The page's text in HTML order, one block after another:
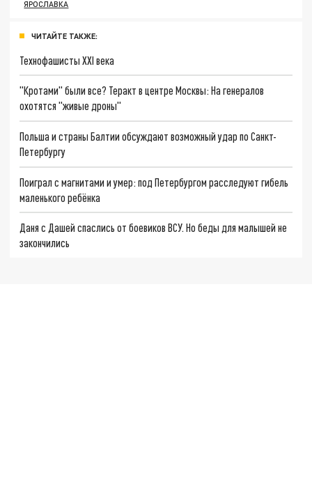
ЯРОСЛАВКА
ЧИТАЙТЕ ТАКЖЕ:
Технофашисты XXI века
"Кротами" были все? Теракт в центре Москвы: На генералов
охотятся "живые дроны"
Польша и страны Балтии обсуждают возможный удар по Санкт-
Петербургу
Поиграл с магнитами и умер: под Петербургом расследуют гибель
маленького ребёнка
Даня с Дашей спаслись от боевиков ВСУ. Но беды для малышей не
закончились